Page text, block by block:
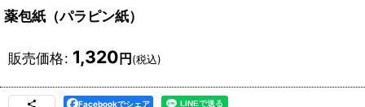
薬包紙（パラピン紙）
販売価格: 1,320円(税込)
Facebookでシェア